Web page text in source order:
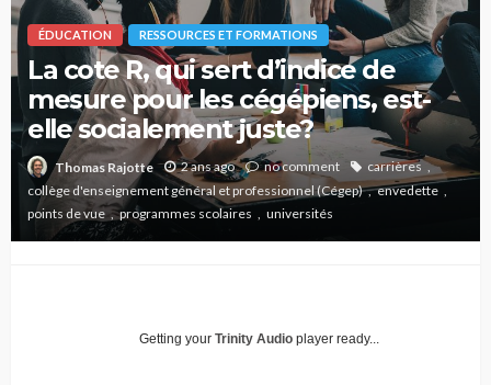
ÉDUCATION RESSOURCES ET FORMATIONS
La cote R, qui sert d’indice de
mesure pour les cégépiens, est-
elle socialement juste?
Thomas Rajotte 2 ans ago no comment
carrières
collège d'enseignement général et professionnel (Cégep)
envedette
points de vue
programmes scolaires universités
Getting your Trinity Audio player ready...